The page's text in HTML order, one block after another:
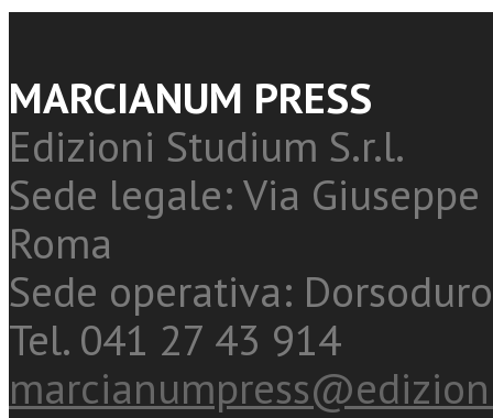
MARCIANUM PRESS
Edizioni Studium S.r.l.
Sede legale: Via
Roma
Sede operativa:
Tel. 041 27 43 914